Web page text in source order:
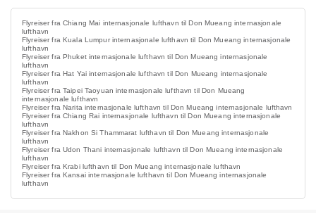
Flyreiser fra Chiang Mai internasjonale lufthavn til Don Mueang internasjonale
lufthavn
Flyreiser fra Kuala Lumpur internasjonale lufthavn til Don Mueang internasjonale
lufthavn
Flyreiser fra Phuket internasjonale lufthavn til Don Mueang internasjonale
lufthavn
Flyreiser fra Hat Yai internasjonale lufthavn til Don Mueang internasjonale
lufthavn
Flyreiser fra Taipei Taoyuan internasjonale lufthavn til Don Mueang
internasjonale lufthavn
Flyreiser fra Narita internasjonale lufthavn til Don Mueang internasjonale lufthavn
Flyreiser fra Chiang Rai internasjonale lufthavn til Don Mueang internasjonale
lufthavn
Flyreiser fra Nakhon Si Thammarat lufthavn til Don Mueang internasjonale
lufthavn
Flyreiser fra Udon Thani internasjonale lufthavn til Don Mueang internasjonale
lufthavn
Flyreiser fra Krabi lufthavn til Don Mueang internasjonale lufthavn
Flyreiser fra Kansai internasjonale lufthavn til Don Mueang internasjonale
lufthavn